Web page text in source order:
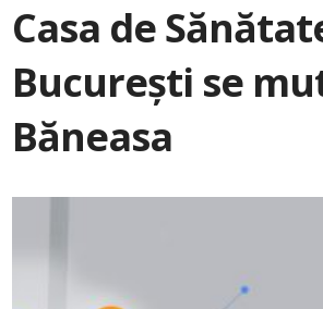
Casa de
București se
Băneasa